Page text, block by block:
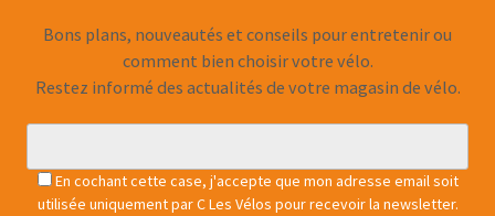
Bons plans, nouveautés et conseils pour entretenir ou
comment bien choisir votre vélo.
Restez informé des actualités de votre magasin de vélo.
En cochant cette case, j'accepte que mon adresse email soit
utilisée uniquement par C Les Vélos pour recevoir la newsletter.